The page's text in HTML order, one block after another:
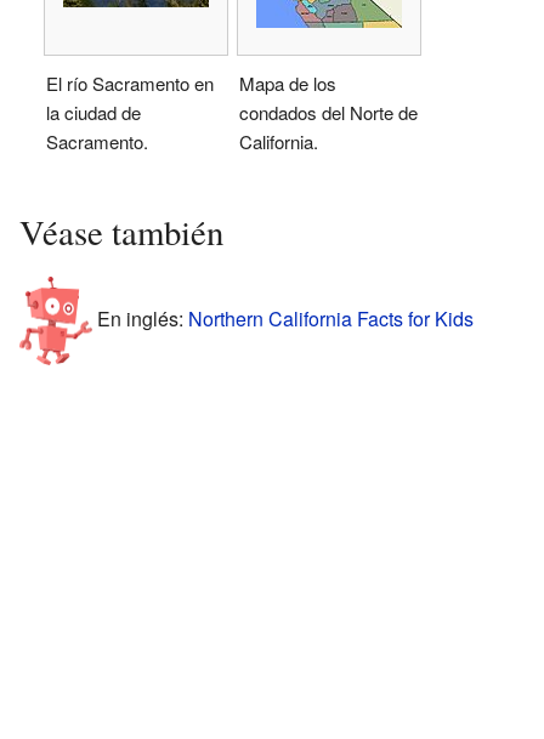
El río Sacramento en
la ciudad de
Sacramento.
Mapa de los
condados del Norte de
California.
Véase también
En inglés: Northern California Facts for Kids